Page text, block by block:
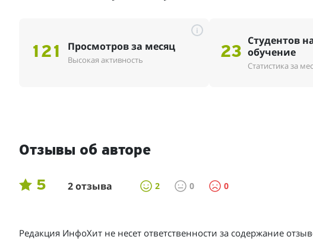
121 Просмотров за месяц
Высокая активность
i
23
Студентов
обучение
Статистика за
Отзывы об авторе
5 2 отзыва 2 0 0
Редакция ИнфоХит не несет ответственности за содержание